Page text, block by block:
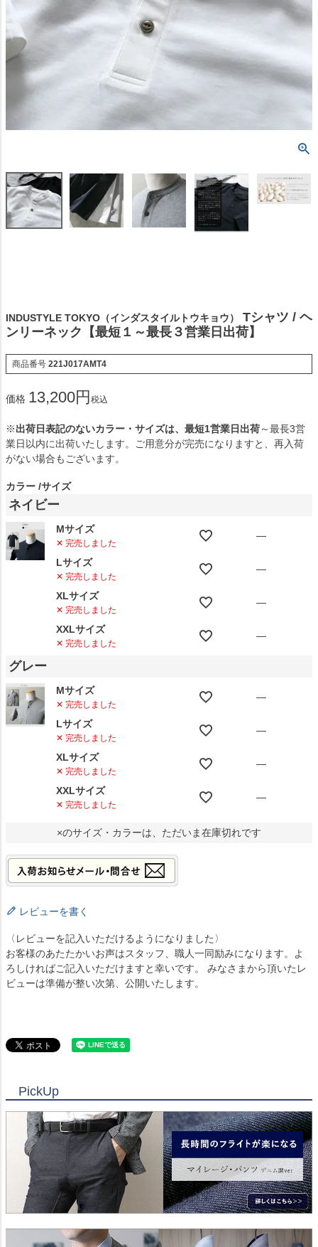
INDUSTYLE TOKYO（インダスタイルトウキョウ）
Tシャツ / ヘ
ンリーネック【最短１～最長３営業日出荷】
商品番号 221J017AMT4
価格 13,200 税込
※出荷日表記のないカラー・サイズは、最短1営業日出荷～最長3営
業日以内に出荷いたします。ご用意分が完売になりますと、再入荷
がない場合もございます。
カラー サイズ
ネイビー
Mサイズ
✕ 完売しました
—
Lサイズ
✕ 完売しました
—
XLサイズ
✕ 完売しました
—
XXLサイズ
✕ 完売しました
—
グレー
Mサイズ
✕ 完売しました
—
Lサイズ
✕ 完売しました
—
XLサイズ
✕ 完売しました
—
XXLサイズ
✕ 完売しました
—
×のサイズ・カラーは、ただいま在庫切れです
レビューを書く
〈レビューを記入いただけるようになりました〉
お客様のあたたかいお声はスタッフ、職人一同励みになります。よ
ろしければご記入いただけますと幸いです。 みなさまから頂いたレ
ビューは準備が整い次第、公開いたします。
PickUp